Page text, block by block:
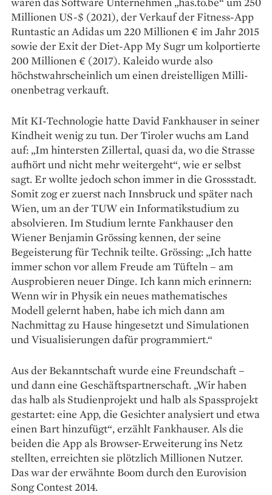
Millionen US-$ (2021), der Verkauf der Fitness-App
Runtastic an Adidas um 220 Millionen € im Jahr 2015
sowie der Exit der Diet-App My Sugr um kolportierte
200 Millionen € (2017). Kaleido wurde also
höchstwahrscheinlich um einen dreistelligen Milli­
onenbetrag verkauft.
Mit KI-Technologie hatte David Fankhauser in seiner
Kindheit wenig zu tun. Der Tiroler wuchs am Land
auf: „Im hintersten Zillertal, quasi da, wo die Strasse
aufhört und nicht mehr weitergeht“, wie er selbst
sagt. Er wollte jedoch schon immer in die Grossstadt.
Somit zog er zuerst nach Innsbruck und später nach
Wien, um an der TUW ein Infor­matikstudium zu
absolvieren. Im Studium lernte Fankhauser den
Wiener Benjamin Grössing kennen, der seine
Begeisterung für Technik teilte. Grössing: „Ich hatte
immer schon vor allem Freude am Tüfteln – am
Ausprobieren neuer Dinge. Ich kann mich erinnern:
Wenn wir in Physik ein neues mathematisches
Modell gelernt haben, habe ich mich dann am
Nachmittag zu Hause hingesetzt und Simulationen
und Visualisierungen dafür programmiert.“
Aus der Bekanntschaft wurde eine Freundschaft –
und dann eine Geschäftspartnerschaft. „Wir haben
das halb als Studienprojekt und halb als Spassprojekt
gestartet: eine App, die Gesichter analysiert und etwa
einen Bart hinzufügt“, erzählt Fankhauser. Als die
beiden die App als Browser-Erweiterung ins Netz
stellten, erreichten sie plötzlich Millionen Nutzer.
Das war der erwähnte Boom durch den Euro­vision
Song Contest 2014.